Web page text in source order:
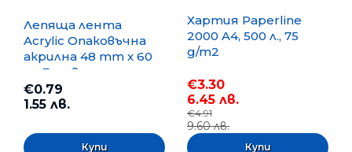
Лепяща лента
Acrylic Опаковъчна
акрилна 48 mm x 60
m, Безцветна
€0.79
1.55 лв.
Хартия Paperline
2000 A4, 500 л., 75
g/m2
€3.30
6.45 лв.
€4.91
9.60 лв.